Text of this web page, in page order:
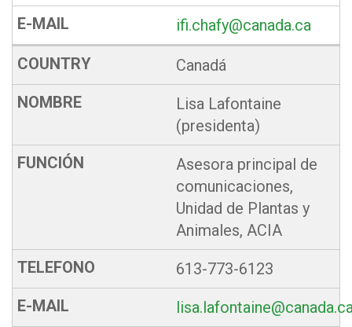
ifi.chafy@canada.ca
Canadá
Lisa Lafontaine
(presidenta)
Asesora principal de
comunicaciones,
Unidad de Plantas y
Animales, ACIA
613-773-6123